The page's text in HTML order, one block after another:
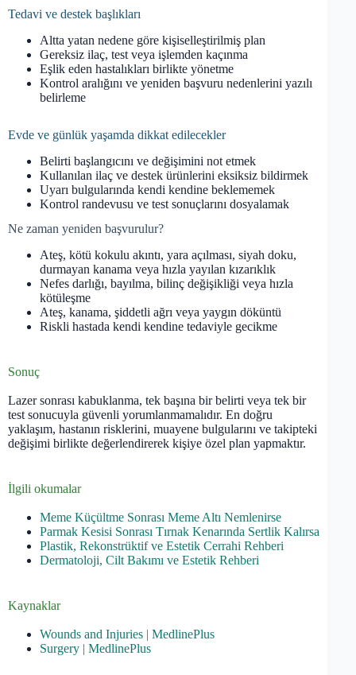
Tedavi ve destek başlıkları
Altta yatan nedene göre kişiselleştirilmiş plan
Gereksiz ilaç, test veya işlemden kaçınma
Eşlik eden hastalıkları birlikte yönetme
Kontrol aralığını ve yeniden başvuru nedenlerini yazılı
belirleme
Evde ve günlük yaşamda dikkat edilecekler
Belirti başlangıcını ve değişimini not etmek
Kullanılan ilaç ve destek ürünlerini eksiksiz bildirmek
Uyarı bulgularında kendi kendine beklememek
Kontrol randevusu ve test sonuçlarını dosyalamak
Ne zaman yeniden başvurulur?
Ateş, kötü kokulu akıntı, yara açılması, siyah doku,
durmayan kanama veya hızla yayılan kızarıklık
Nefes darlığı, bayılma, bilinç değişikliği veya hızla
kötüleşme
Ateş, kanama, şiddetli ağrı veya yaygın döküntü
Riskli hastada kendi kendine tedaviyle gecikme
Sonuç
Lazer sonrası kabuklanma, tek başına bir belirti veya tek bir
test sonucuyla güvenli yorumlanmamalıdır. En doğru
yaklaşım, hastanın risklerini, muayene bulgularını ve takipteki
değişimi birlikte değerlendirerek kişiye özel plan yapmaktır.
İlgili okumalar
Meme Küçültme Sonrası Meme Altı Nemlenirse
Parmak Kesisi Sonrası Tırnak Kenarında Sertlik Kalırsa
Plastik, Rekonstrüktif ve Estetik Cerrahi Rehberi
Dermatoloji, Cilt Bakımı ve Estetik Rehberi
Kaynaklar
Wounds and Injuries | MedlinePlus
Surgery | MedlinePlus